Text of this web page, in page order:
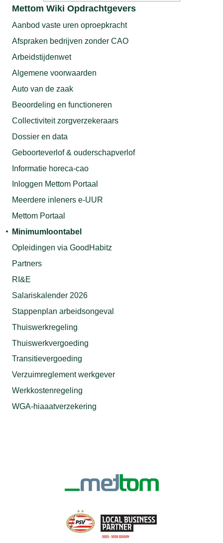
Mettom Wiki Opdrachtgevers
Aanbod vaste uren oproepkracht
Afspraken bedrijven zonder CAO
Arbeidstijdenwet
Algemene voorwaarden
Auto van de zaak
Beoordeling en functioneren
Collectiviteit zorgverzekeraars
Dossier en data
Geboorteverlof & ouderschapverlof
Informatie horeca-cao
Inloggen Mettom Portaal
Meerdere inleners e-UUR
Mettom Portaal
Minimumloontabel
Opleidingen via GoodHabitz
Partners
RI&E
Salariskalender 2026
Stappenplan arbeidsongeval
Thuiswerkregeling
Thuiswerkvergoeding
Transitievergoeding
Verzuimreglement werkgever
Werkkostenregeling
WGA-hiaaatverzekering